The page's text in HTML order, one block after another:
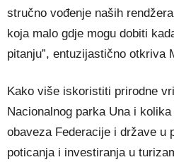
stručno vođenje naših
koja malo gdje mogu dobiti
pitanju”, entuzijastično otkriva
Kako više iskoristiti prirodne
Nacionalnog parka Una i
obaveza Federacije i države u
poticanja i investiranja u